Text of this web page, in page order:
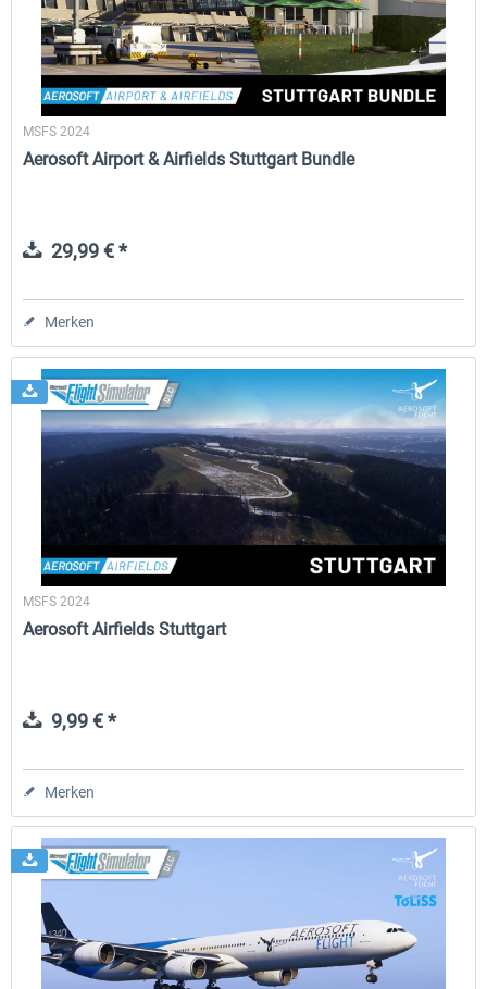
MSFS 2024
Aerosoft Airport & Airfields Stuttgart Bundle
29,99 € *
Merken
MSFS 2024
Aerosoft Airfields Stuttgart
9,99 € *
Merken